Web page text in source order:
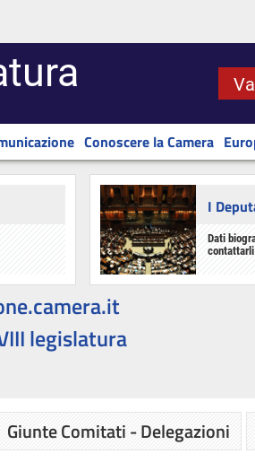
Conoscere la Camera
I
Dati
contattarli
legislatura
Giunte Comitati - Delegazioni